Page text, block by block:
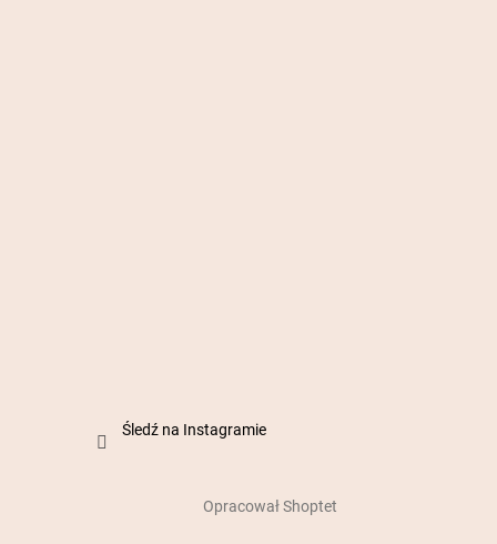
Śledź na Instagramie
Opracował Shoptet